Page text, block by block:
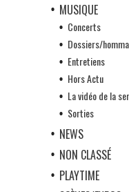
MUSIQUE
Concerts
Dossiers/
Entretiens
Hors Actu
La vidéo de la
Sorties
NEWS
NON CLASSÉ
PLAYTIME